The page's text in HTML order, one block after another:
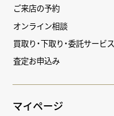
ご来店の予約
オンライン相談
買取り・下取り・委託サービス
査定お申込み
マイページ